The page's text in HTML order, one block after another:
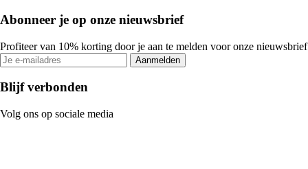
Abonneer je op onze nieuwsbrief
Profiteer van 10% korting door je aan te melden voor onze nieuwsbrief
Aanmelden
Blijf verbonden
Volg ons op sociale media